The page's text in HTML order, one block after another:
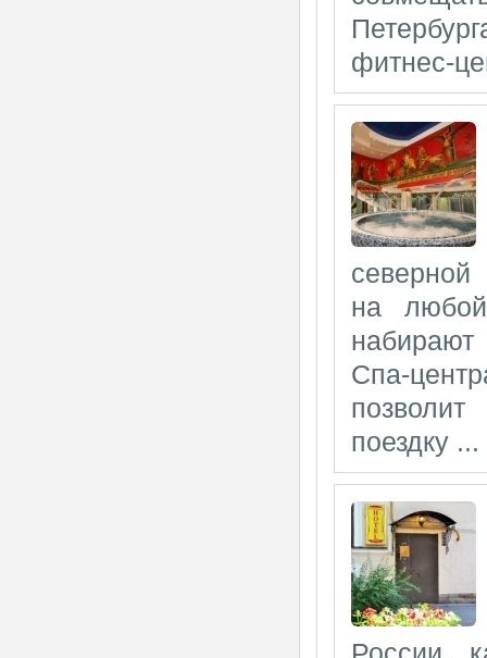
фитнес-
северной
на
Спа-
поездку ...